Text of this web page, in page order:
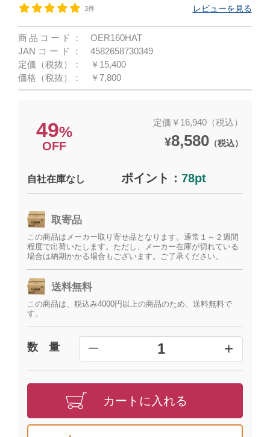
3件 レビューを見る
商品コード：
OER160HAT
JANコード：
4582658730349
定価（税抜）：
￥15,400
価格（税抜）：
￥7,800
49%
OFF
定価￥16,940（税込）
¥8,580（税込）
自社在庫なし ポイント：78pt
取寄品
この商品はメーカー取り寄せ品となります。通常１～２週間
程度で出荷いたします。ただし、メーカー在庫が切れている
場合は納期かかる場合もございます。ご了承ください。
送料無料
この商品は、税込み4000円以上の商品のため、送料無料で
す。
数 量 ━ 1 +
カートに入れる